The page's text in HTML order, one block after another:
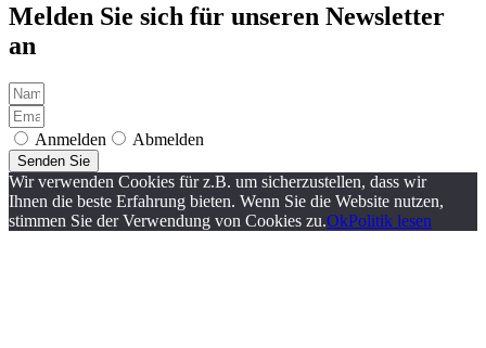
Melden Sie sich für unseren Newsletter
an
Anmelden Abmelden
Senden Sie
Wir verwenden Cookies für z.B. um sicherzustellen, dass wir
Ihnen die beste Erfahrung bieten. Wenn Sie die Website nutzen,
stimmen Sie der Verwendung von Cookies zu.OkPolitik lesen